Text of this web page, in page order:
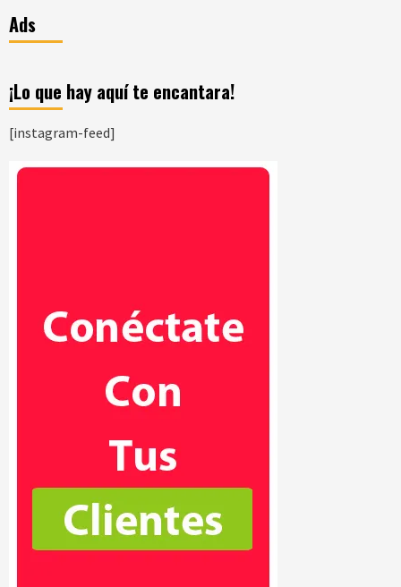
Ads
¡Lo que hay aquí te encantara!
[instagram-feed]